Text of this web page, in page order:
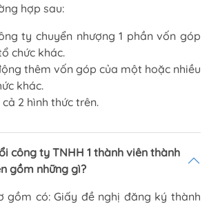
hợp sau:
ty chuyển nhượng 1 phần vốn góp
chức khác.
thêm vốn góp của một hoặc nhiều
khác.
2 hình thức trên.
công ty TNHH 1 thành viên thành
gồm những gì?
gồm có: Giấy đề nghị đăng ký thành